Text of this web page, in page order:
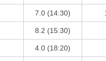
7.0 (14:30)
8.2 (15:30)
4.0 (18:20)